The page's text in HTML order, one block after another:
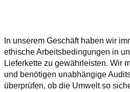
In unserem Geschäft haben wir
ethische Arbeitsbedingungen in
Lieferkette zu gewährleisten. Wir
und benötigen unabhängige
überprüfen, ob die Umwelt so